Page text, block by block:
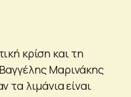
κρίση και τη
Μαρινάκης
τα λιμάνια είναι